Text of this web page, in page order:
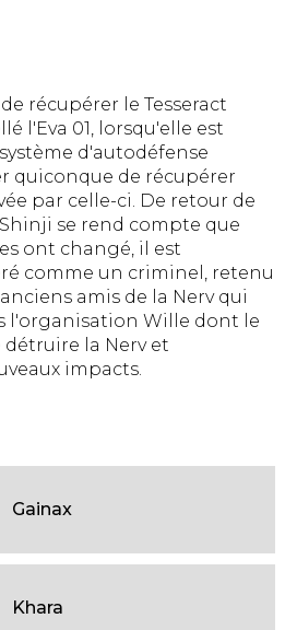
récupérer le Tesseract
l'Eva 01, lorsqu'elle est
d'autodéfense
quiconque de récupérer
par celle-ci. De retour de
se rend compte que
ont changé, il est
comme un criminel, retenu
amis de la Nerv qui
l'organisation Wille dont le
la Nerv et
impacts.
Gainax
Khara